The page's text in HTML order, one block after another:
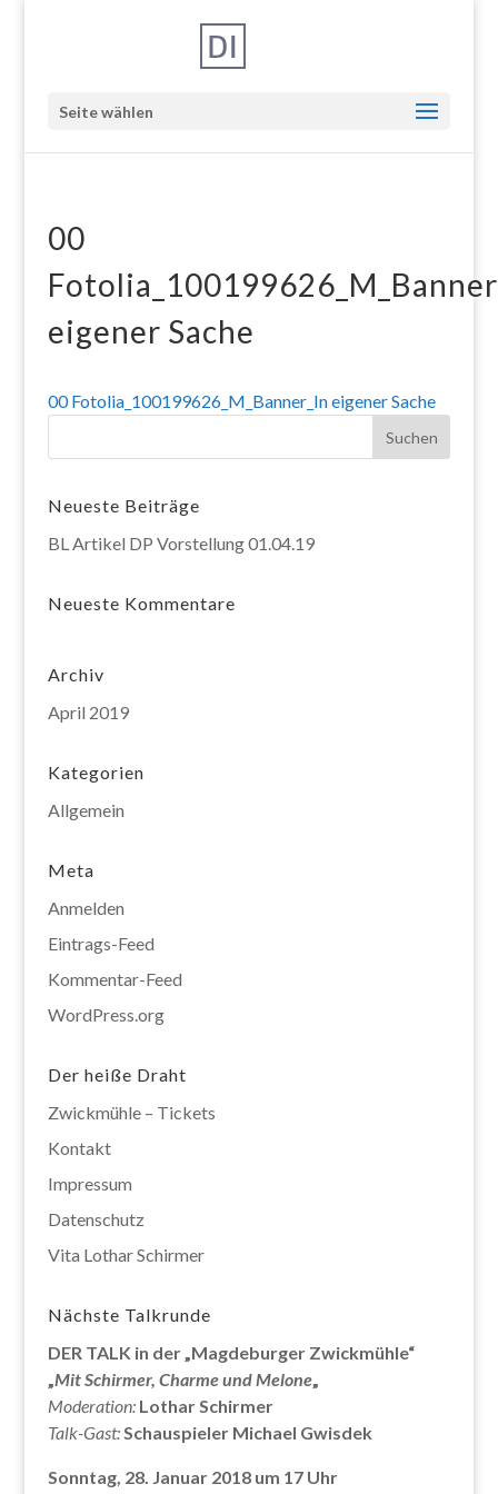
Seite wählen
00
eigener Sache
00 Fotolia_100199626_M_Banner_In eigener Sache
Neueste Beiträge
BL Artikel DP Vorstellung 01.04.19
Neueste Kommentare
Archiv
April 2019
Kategorien
Allgemein
Meta
Anmelden
Eintrags-Feed
Kommentar-Feed
WordPress.org
Der heiße Draht
Zwickmühle – Tickets
Kontakt
Impressum
Datenschutz
Vita Lothar Schirmer
Nächste Talkrunde
DER TALK in der „Magdeburger Zwickmühle“
„Mit Schirmer, Charme und Melone„
Moderation: Lothar Schirmer
Talk-Gast:Schauspieler Michael Gwisdek
Sonntag, 28. Januar 2018 um 17 Uhr